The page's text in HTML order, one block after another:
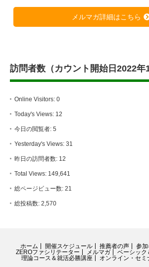
メルマガ詳細はこちら
訪問者数（カウント開始日2022年1
Online Visitors: 0
Today's Views: 12
今日の閲覧者: 5
Yesterday's Views: 31
昨日の訪問者数: 12
Total Views: 149,641
総ページビュー数: 21
総投稿数: 2,570
ホーム 開催スケジュール 推薦者の声 参
ZEROファシリテーター
メルマガ
ベーシック
理論コース＆就活必勝講座
オンライン・セミ